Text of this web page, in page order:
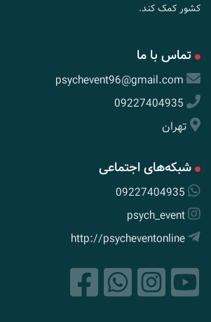
کشور کمک کند.
تماس با ما
psychevent96@gmail.com
09227404935
تهران
شبکه‌های اجتماعی
09227404935
psych_event
http://psycheventonline